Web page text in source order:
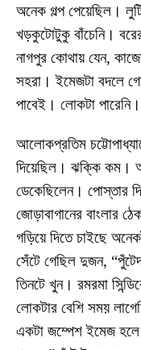
অনেক গল্প পেয়েছিল।
খড়কুটোটুকু বাঁচেনি।
নাগপুর কোথায় যেন,
সহরা। ইমেজটা বদলে
পাবেই। লোকটা
আলোকপ্রতিম
দিয়েছিল। ঝক্কি কম।
ডেকেছিলেন। পোস্তার
জোড়াবাগানের বাংলার
গড়িয়ে দিতে চাইছে
সেঁটে গেছিল দুজন,
তিনটে খুন। রমরমা
লোকটার বেশি সময়
একটা জম্পেশ ইমেজ হলে!